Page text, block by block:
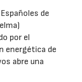
de
por el
energética de
abre una